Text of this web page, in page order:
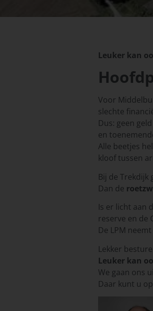
Leuker kan
Voor
slechte
Dus: geen
en
Alle beetjes
kloof tussen
Bij de
Dan de
Is er licht aan
reserve en de
De LPM
Lekker
Leuker kan
We gaan ons
Daar kunt u